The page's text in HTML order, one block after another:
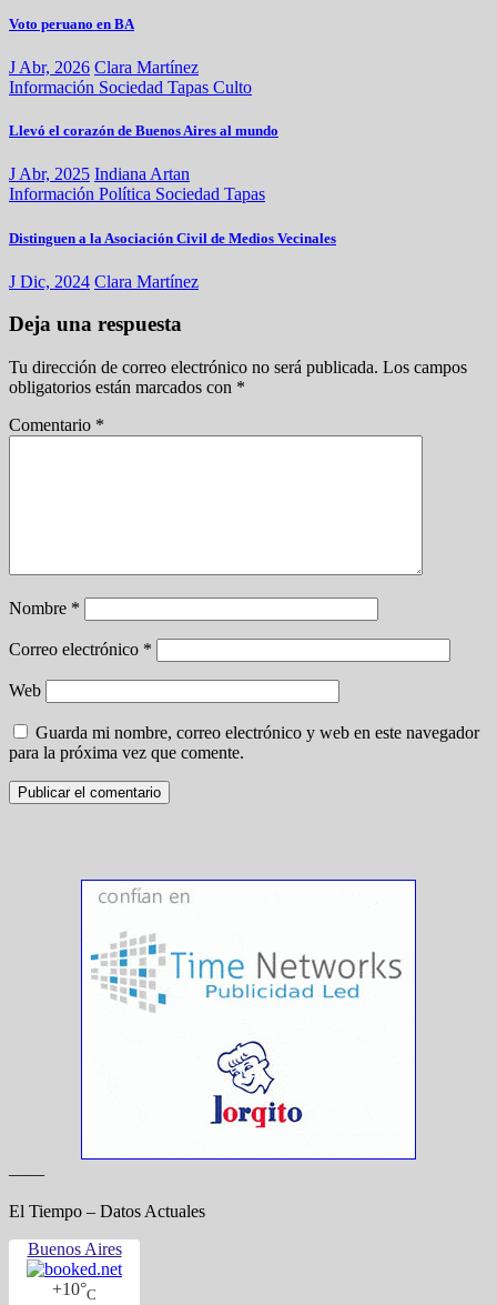
Voto peruano en BA
J Abr, 2026 Clara Martínez
Información Sociedad Tapas Culto
Llevó el corazón de Buenos Aires al mundo
J Abr, 2025 Indiana Artan
Información Política Sociedad Tapas
Distinguen a la Asociación Civil de Medios Vecinales
J Dic, 2024 Clara Martínez
Deja una respuesta
Tu dirección de correo electrónico no será publicada. Los campos
obligatorios están marcados con *
Comentario *
Nombre *
Correo electrónico *
Web
Guarda mi nombre, correo electrónico y web en este navegador
para la próxima vez que comente.
——
El Tiempo – Datos Actuales
Buenos Aires
+10°C